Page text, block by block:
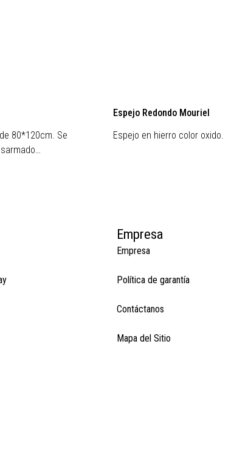
80*120cm. Se
Espejo Redondo Mouriel
Espejo en hierro color oxido.
Empresa
Empresa
Política de garantía
Contáctanos
Mapa del Sitio